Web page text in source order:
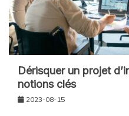
Dérisquer un projet
notions clés
2023-08-15